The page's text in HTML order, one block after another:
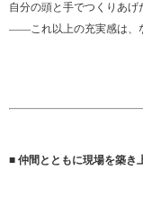
自分の頭と手でつくりあげ
――これ以上の充実感は、
■ 仲間とともに現場を築き